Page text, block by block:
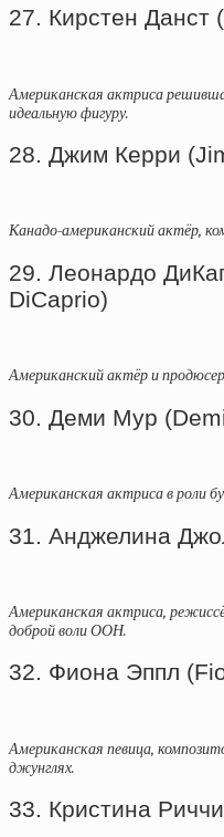
27. Кирстен Данст
Американская актриса
идеальную фигуру.
28. Джим Керри
Канадо-американский актёр,
29. Леонардо
DiCaprio)
Американский актёр и
30. Деми Мур
Американская актриса в роли
31. Анджелина
Американская актриса,
доброй воли ООН.
32. Фиона Эппл
Американская певица,
джунглях.
33. Кристина